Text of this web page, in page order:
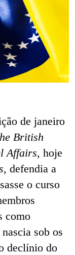
de janeiro
British
Affairs, hoje
, defendia a
o curso
como
sob os
declínio do